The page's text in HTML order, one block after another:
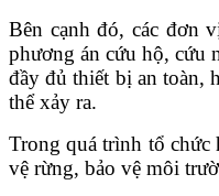
Bên cạnh đó, các đơn
phương án cứu hộ, cứu
đầy đủ thiết bị an toàn,
thể xảy ra.
Trong quá trình tổ chức
vệ rừng, bảo vệ môi